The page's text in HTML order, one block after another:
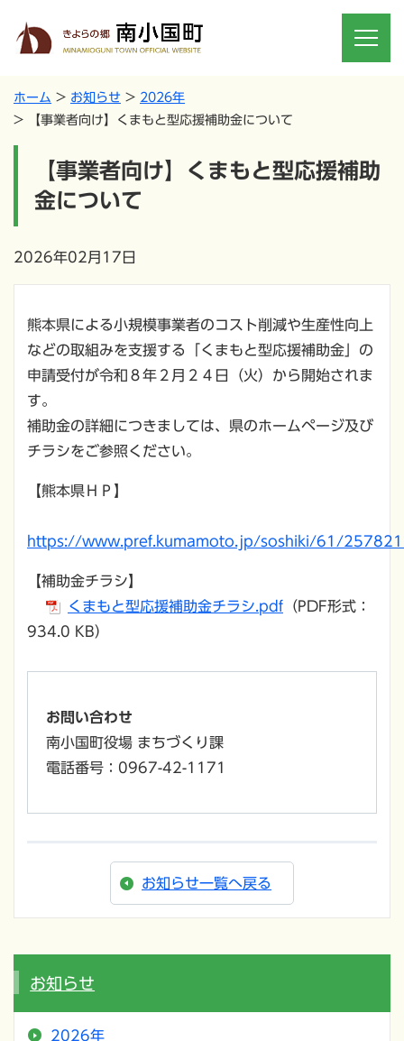
ホーム お知らせ
2026年
【事業者向け】くまもと型応援補助金について
【事業者向け】くまもと型応援補助
金について
2026年02月17日
熊本県による小規模事業者のコスト削減や生産性向上
などの取組みを支援する「くまもと型応援補助金」の
申請受付が令和８年２月２４日（火）から開始されま
す。
補助金の詳細につきましては、県のホームページ及び
チラシをご参照ください。
【熊本県ＨＰ】
https://www.pref.kumamoto.jp/soshiki/61/
【補助金チラシ】
くまもと型応援補助金チラシ.pdf （PDF形式：
934.0 KB）
お問い合わせ
南小国町役場 まちづくり課
電話番号：0967-42-1171
お知らせ一覧へ戻る
お知らせ
2026年